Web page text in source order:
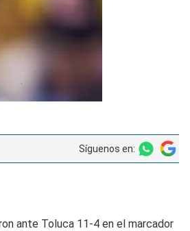
Síguenos en:
ante Toluca 11-4 en el marcador